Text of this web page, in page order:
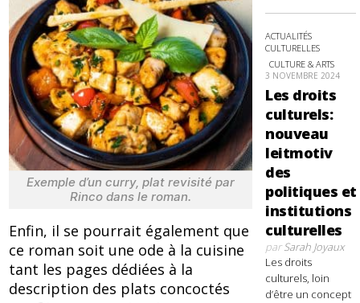
Exemple d’un curry, plat revisité par
Rinco dans le roman.
Enfin, il se pourrait également que
ce roman soit une ode à la cuisine
tant les pages dédiées à la
description des plats concoctés
ACTUALITÉS
CULTURELLES
CULTURE & ARTS
3 NOVEMBRE 2024
Les droits
culturels:
nouveau
leitmotiv
des
politiques et
institutions
culturelles
parSarah Joyaux
Les droits
culturels, loin
d’être un concept